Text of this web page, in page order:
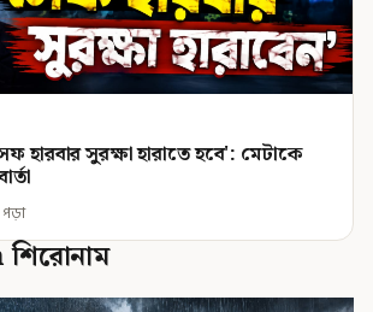
হারবার সুরক্ষা হারাতে হবে': মেটাকে
পড়া